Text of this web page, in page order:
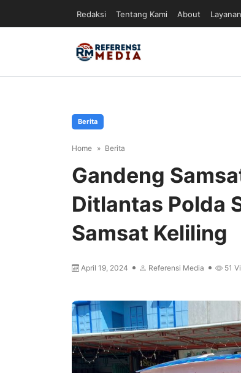
Redaksi Tentang Kami About Layanan
Berita
Home Berita
Gandeng
Ditlantas Polda
Samsat Keliling
April 19, 2024 Referensi Media 51